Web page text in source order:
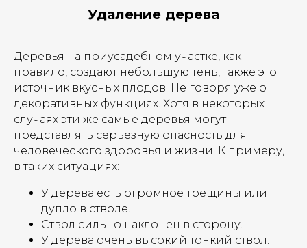
Удаление дерева
Деревья на приусадебном участке, как
правило, создают небольшую тень, также это
источник вкусных плодов. Не говоря уже о
декоративных функциях. Хотя в некоторых
случаях эти же самые деревья могут
представлять серьезную опасность для
человеческого здоровья и жизни. К примеру,
в таких ситуациях:
У дерева есть огромное трещины или
дупло в стволе.
Ствол сильно наклонен в сторону.
У дерева очень высокий тонкий ствол.